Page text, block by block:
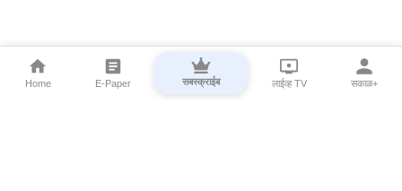
Home E-Paper सबस्क्राईब लाईव्ह TV सकाळ+